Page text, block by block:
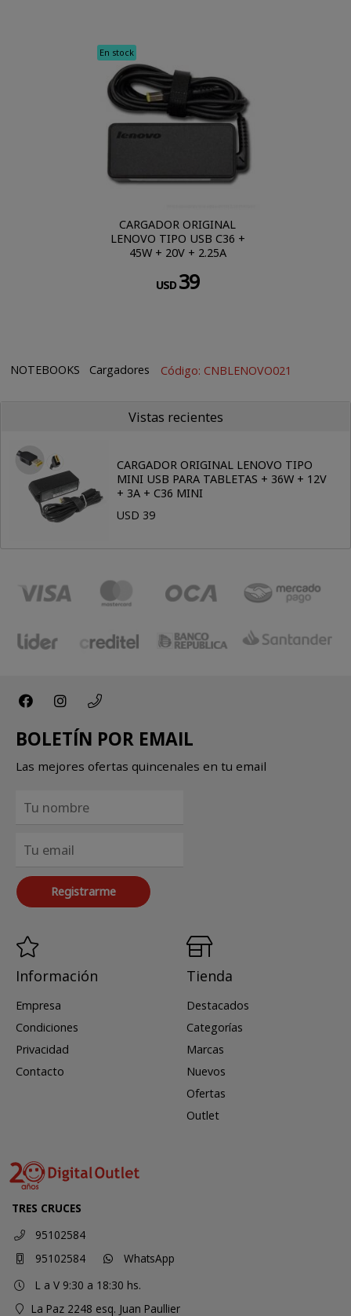
En stock
CARGADOR ORIGINAL
LENOVO TIPO USB C36 +
45W + 20V + 2.25A
USD 39
NOTEBOOKS Cargadores Código: CNBLENOVO021
Vistas recientes
CARGADOR ORIGINAL LENOVO TIPO
MINI USB PARA TABLETAS + 36W + 12V
+ 3A + C36 MINI
USD 39
BOLETÍN POR EMAIL
Las mejores ofertas quincenales en tu email
Registrarme
Información
Empresa
Condiciones
Privacidad
Contacto
Tienda
Destacados
Categorías
Marcas
Nuevos
Ofertas
Outlet
TRES CRUCES
95102584
95102584
WhatsApp
L a V 9:30 a 18:30 hs.
La Paz 2248 esq. Juan Paullier